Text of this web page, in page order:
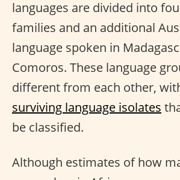
languages are divided into
families and an additional
language spoken in
Comoros. These language
different from each other,
surviving language isolates
be classified.
Although estimates of how